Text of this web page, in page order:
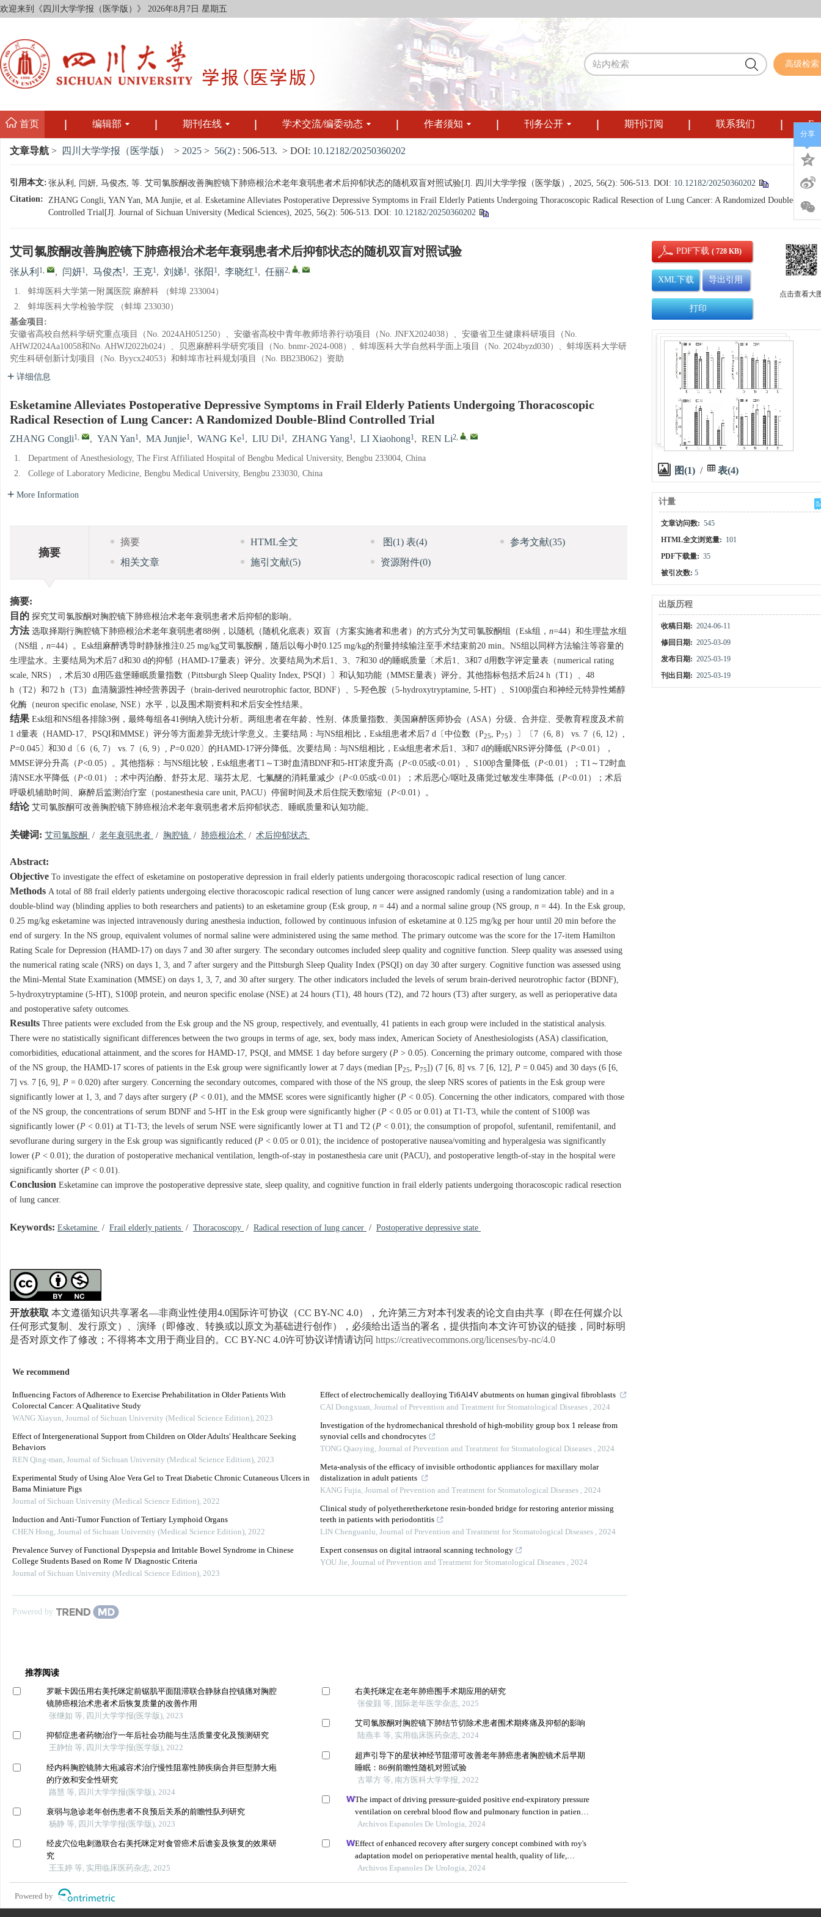
欢迎来到《四川大学学报（医学版）》 2026年8月7日 星期五
高级检索
首页 编辑部 期刊在线 学术交流/编委动态 作者须知 刊务公开 期刊订阅 联系我们
文章导航 > 四川大学学报（医学版） > 2025 > 56(2) : 506-513. > DOI: 10.12182/20250360202
引用本文:张从利, 闫妍, 马俊杰, 等. 艾司氯胺酮改善胸腔镜下肺癌根治术老年衰弱患者术后抑郁状态的随机双盲对照试验[J]. 四川大学学报（医学版）, 2025, 56(2): 506-513. DOI: 10.12182/20250360202
Citation: ZHANG Congli, YAN Yan, MA Junjie, et al. Esketamine Alleviates Postoperative Depressive Symptoms in Frail Elderly Patients Undergoing Thoracoscopic Radical Resection of Lung Cancer: A Randomized Double-Blind
Controlled Trial[J]. Journal of Sichuan University (Medical Sciences), 2025, 56(2): 506-513. DOI: 10.12182/20250360202
艾司氯胺酮改善胸腔镜下肺癌根治术老年衰弱患者术后抑郁状态的随机双盲对照试验
张从利 1, , 闫妍1, 马俊杰1, 王克1, 刘娣1, 张阳 1, 李晓红1, 任丽2, ,
1.
蚌埠医科大学第一附属医院 麻醉科 （蚌埠 233004）
2.
蚌埠医科大学检验学院 （蚌埠 233030）
基金项目:
安徽省高校自然科学研究重点项目（No. 2024AH051250）、安徽省高校中青年教师培养行动项目（No. JNFX2024038）、安徽省卫生健康科研项目（No.
AHWJ2024Aa10058和No. AHWJ2022b024）、贝恩麻醉科学研究项目（No. bnmr-2024-008）、蚌埠医科大学自然科学面上项目（No. 2024byzd030）、蚌埠医科大学研
究生科研创新计划项目（No. Byycx24053）和蚌埠市社科规划项目（No. BB23B062）资助
详细信息
Esketamine Alleviates Postoperative Depressive Symptoms in Frail Elderly Patients Undergoing Thoracoscopic
Radical Resection of Lung Cancer: A Randomized Double-Blind Controlled Trial
ZHANG Congli1, , YAN Yan1, MA Junjie1, WANG Ke1, LIU Di1, ZHANG Yang1, LI Xiaohong1, REN Li2, ,
1.
Department of Anesthesiology, The First Affiliated Hospital of Bengbu Medical University, Bengbu 233004, China
2.
College of Laboratory Medicine, Bengbu Medical University, Bengbu 233030, China
More Information
摘要
摘要 HTML全文 图(1)表(4) 参考文献(35)
相关文章
施引文献(5) 资源附件(0)
摘要:
目的 探究艾司氯胺酮对胸腔镜下肺癌根治术老年衰弱患者术后抑郁的影响。
方法 选取择期行胸腔镜下肺癌根治术老年衰弱患者88例，以随机（随机化底表）双盲（方案实施者和患者）的方式分为艾司氯胺酮组（Esk组， n=44）和生理盐水组
（NS组， n=44）。Esk组麻醉诱导时静脉推注0.25 mg/kg艾司氯胺酮，随后以每小时0.125 mg/kg的剂量持续输注至手术结束前20 min。NS组以同样方法输注等容量的
生理盐水。主要结局为术后7 d和30 d的抑郁（HAMD-17量表）评分。次要结局为术后1、3、7和30 d的睡眠质量〔术后1、3和7 d用数字评定量表（numerical rating
scale, NRS），术后30 d用匹兹堡睡眠质量指数（Pittsburgh Sleep Quality Index, PSQI）〕和认知功能（MMSE量表）评分。其他指标包括术后24 h（T1）、48
h（T2）和72 h（T3）血清脑源性神经营养因子（brain-derived neurotrophic factor, BDNF）、5-羟色胺（5-hydroxytryptamine, 5-HT）、S100β蛋白和神经元特异性烯醇
化酶（neuron specific enolase, NSE）水平，以及围术期资料和术后安全性结果。
结果 Esk组和NS组各排除3例，最终每组各41例纳入统计分析。两组患者在年龄、性别、体质量指数、美国麻醉医师协会（ASA）分级、合并症、受教育程度及术前
1 d量表（HAMD-17、PSQI和MMSE）评分等方面差异无统计学意义。主要结局：与NS组相比，Esk组患者术后7 d〔中位数（P25, P75 ）〕〔7（6, 8） vs. 7（6, 12）,
P=0.045〕和30 d〔6（6, 7） vs. 7（6, 9）, P=0.020〕的HAMD-17评分降低。次要结局：与NS组相比，Esk组患者术后1、3和7 d的睡眠NRS评分降低（P<0.01），
MMSE评分升高（P<0.05）。其他指标：与NS组比较，Esk组患者T1～T3时血清BDNF和5-HT浓度升高（P<0.05或<0.01）、S100β含量降低（P<0.01）；T1～T2时血
清NSE水平降低（P<0.01）；术中丙泊酚、舒芬太尼、瑞芬太尼、七氟醚的消耗量减少（P<0.05或<0.01）；术后恶心/呕吐及痛觉过敏发生率降低（P<0.01）；术后
呼吸机辅助时间、麻醉后监测治疗室（postanesthesia care unit, PACU）停留时间及术后住院天数缩短（P<0.01）。
结论 艾司氯胺酮可改善胸腔镜下肺癌根治术老年衰弱患者术后抑郁状态、睡眠质量和认知功能。
关键词: 艾司氯胺酮 / 老年衰弱患者 / 胸腔镜 / 肺癌根治术 / 术后抑郁状态
Abstract:
Objective To investigate the effect of esketamine on postoperative depression in frail elderly patients undergoing thoracoscopic radical resection of lung cancer.
Methods A total of 88 frail elderly patients undergoing elective thoracoscopic radical resection of lung cancer were assigned randomly (using a randomization table) and in a
double-blind way (blinding applies to both researchers and patients) to an esketamine group (Esk group, n = 44) and a normal saline group (NS group, n = 44). In the Esk group,
0.25 mg/kg esketamine was injected intravenously during anesthesia induction, followed by continuous infusion of esketamine at 0.125 mg/kg per hour until 20 min before the
end of surgery. In the NS group, equivalent volumes of normal saline were administered using the same method. The primary outcome was the score for the 17-item Hamilton
Rating Scale for Depression (HAMD-17) on days 7 and 30 after surgery. The secondary outcomes included sleep quality and cognitive function. Sleep quality was assessed using
the numerical rating scale (NRS) on days 1, 3, and 7 after surgery and the Pittsburgh Sleep Quality Index (PSQI) on day 30 after surgery. Cognitive function was assessed using
the Mini-Mental State Examination (MMSE) on days 1, 3, 7, and 30 after surgery. The other indicators included the levels of serum brain-derived neurotrophic factor (BDNF),
5-hydroxytryptamine (5-HT), S100β protein, and neuron specific enolase (NSE) at 24 hours (T1), 48 hours (T2), and 72 hours (T3) after surgery, as well as perioperative data
and postoperative safety outcomes.
Results Three patients were excluded from the Esk group and the NS group, respectively, and eventually, 41 patients in each group were included in the statistical analysis.
There were no statistically significant differences between the two groups in terms of age, sex, body mass index, American Society of Anesthesiologists (ASA) classification,
comorbidities, educational attainment, and the scores for HAMD-17, PSQI, and MMSE 1 day before surgery (P > 0.05). Concerning the primary outcome, compared with those
of the NS group, the HAMD-17 scores of patients in the Esk group were significantly lower at 7 days (median [P25, P75]) (7 [6, 8] vs. 7 [6, 12], P = 0.045) and 30 days (6 [6,
7] vs. 7 [6, 9], P = 0.020) after surgery. Concerning the secondary outcomes, compared with those of the NS group, the sleep NRS scores of patients in the Esk group were
significantly lower at 1, 3, and 7 days after surgery (P < 0.01), and the MMSE scores were significantly higher (P < 0.05). Concerning the other indicators, compared with those
of the NS group, the concentrations of serum BDNF and 5-HT in the Esk group were significantly higher (P < 0.05 or 0.01) at T1-T3, while the content of S100β was
significantly lower (P < 0.01) at T1-T3; the levels of serum NSE were significantly lower at T1 and T2 (P < 0.01); the consumption of propofol, sufentanil, remifentanil, and
sevoflurane during surgery in the Esk group was significantly reduced (P < 0.05 or 0.01); the incidence of postoperative nausea/vomiting and hyperalgesia was significantly
lower (P < 0.01); the duration of postoperative mechanical ventilation, length-of-stay in postanesthesia care unit (PACU), and postoperative length-of-stay in the hospital were
significantly shorter (P < 0.01).
Conclusion Esketamine can improve the postoperative depressive state, sleep quality, and cognitive function in frail elderly patients undergoing thoracoscopic radical resection
of lung cancer.
Keywords: Esketamine / Frail elderly patients / Thoracoscopy / Radical resection of lung cancer / Postoperative depressive state
开放获取本文遵循知识共享署名—非商业性使用4.0国际许可协议（CC BY-NC 4.0），允许第三方对本刊发表的论文自由共享（即在任何媒介以
任何形式复制、发行原文）、演绎（即修改、转换或以原文为基础进行创作），必须给出适当的署名，提供指向本文许可协议的链接，同时标明
是否对原文作了修改；不得将本文用于商业目的。CC BY-NC 4.0许可协议详情请访问 https://creativecommons.org/licenses/by-nc/4.0
We recommend
Influencing Factors of Adherence to Exercise Prehabilitation in Older Patients With
Colorectal Cancer: A Qualitative Study
WANG Xiayun, Journal of Sichuan University (Medical Science Edition), 2023
Effect of Intergenerational Support from Children on Older Adults' Healthcare Seeking
Behaviors
REN Qing-man, Journal of Sichuan University (Medical Science Edition), 2023
Experimental Study of Using Aloe Vera Gel to Treat Diabetic Chronic Cutaneous Ulcers in
Bama Miniature Pigs
Journal of Sichuan University (Medical Science Edition), 2022
Induction and Anti-Tumor Function of Tertiary Lymphoid Organs
CHEN Hong, Journal of Sichuan University (Medical Science Edition), 2022
Prevalence Survey of Functional Dyspepsia and Irritable Bowel Syndrome in Chinese
College Students Based on Rome Ⅳ Diagnostic Criteria
Journal of Sichuan University (Medical Science Edition), 2023
Effect of electrochemically dealloying Ti6Al4V abutments on human gingival fibroblasts
CAI Dongxuan, Journal of Prevention and Treatment for Stomatological Diseases , 2024
Investigation of the hydromechanical threshold of high-mobility group box 1 release from
synovial cells and chondrocytes
TONG Qiaoying, Journal of Prevention and Treatment for Stomatological Diseases , 2024
Meta-analysis of the efficacy of invisible orthodontic appliances for maxillary molar
distalization in adult patients
KANG Fujia, Journal of Prevention and Treatment for Stomatological Diseases , 2024
Clinical study of polyetheretherketone resin-bonded bridge for restoring anterior missing
teeth in patients with periodontitis
LIN Chenguanlu, Journal of Prevention and Treatment for Stomatological Diseases , 2024
Expert consensus on digital intraoral scanning technology
YOU Jie, Journal of Prevention and Treatment for Stomatological Diseases , 2024
Powered by
推荐阅读
罗哌卡因伍用右美托咪定前锯肌平面阻滞联合静脉自控镇痛对胸腔
镜肺癌根治术患者术后恢复质量的改善作用
张继如 等, 四川大学学报(医学版), 2023
抑郁症患者药物治疗一年后社会功能与生活质量变化及预测研究
王静怡 等, 四川大学学报(医学版), 2022
经内科胸腔镜肺大疱减容术治疗慢性阻塞性肺疾病合并巨型肺大疱
的疗效和安全性研究
路慧 等, 四川大学学报(医学版), 2024
衰弱与急诊老年创伤患者不良预后关系的前瞻性队列研究
杨静 等, 四川大学学报(医学版), 2023
经皮穴位电刺激联合右美托咪定对食管癌术后谵妄及恢复的效果研
究
王玉婷 等, 实用临床医药杂志, 2025
右美托咪定在老年肺癌围手术期应用的研究
张俊颢 等, 国际老年医学杂志, 2025
艾司氯胺酮对胸腔镜下肺结节切除术患者围术期疼痛及抑郁的影响
陆燕丰 等, 实用临床医药杂志, 2024
超声引导下的星状神经节阻滞可改善老年肺癌患者胸腔镜术后早期
睡眠：86例前瞻性随机对照试验
古翠方 等, 南方医科大学学报, 2022
The impact of driving pressure-guided positive end-expiratory pressure
ventilation on cerebral blood flow and pulmonary function in patients
undergoing laparoscopic radical prostatectomy
Archivos Espanoles De Urologia, 2024
Effect of enhanced recovery after surgery concept combined with roy's
adaptation model on perioperative mental health, quality of life,
recovery conditions, and postoperative complications in patients
undergoing radical prostatectomy: a retrospective study
Archivos Espanoles De Urologia, 2024
Powered by
PDF下载( 728 KB)
XML下载 导出引用
打印
点击查看大
图(1) / 表(4)
计量
文章访问数: 545
HTML全文浏览量: 101
PDF下载量: 35
被引次数:5
出版历程
收稿日期: 2024-06-11
修回日期: 2025-03-09
发布日期: 2025-03-19
刊出日期: 2025-03-19
分享